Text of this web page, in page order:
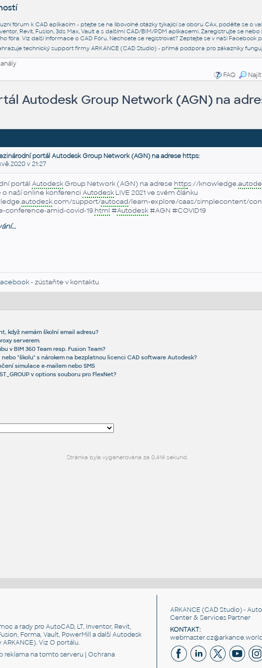
fórum k CAD aplikacím - ptejte se na libovolné otázky týkající se oboru CAx, podělte se o
Revit, Fusion, 3ds Max, Vault a s dalšími CAD/BIM/PDM aplikacemi. Zaregistrujte se
fóra. Viz další informace o CAD Fóru. Nechcete se registrovat? Zeptejte se v naší Facebook
technický support firmy ARKANCE (CAD Studio) - přímá podpora pro zákazníky
FAQ
Najít
Autodesk Group Network (AGN) na
portál Autodesk Group Network (AGN) na adrese https:
v 21:27
portál AutodeskGroup Network (AGN) na adrese https://knowledge.
o naší online konferenci AutodeskLIVE 2021 ve svém článku
autodesk.com/support/autocad/learn-explore/caas/simplecontent/
conference-amid-covid-19.html #Autodesk#AGN #COVID19
- zústaňte v kontaktu
když nemám školní email adresu?
serverem.
v BIM 360 Team resp. Fusion Team?
"školu" s nárokem na bezplatnou licenci CAD software Autodesk?
simulace e-mailem nebo SMS
v options souboru pro FlexNet?
Stránka byla vygenerována za 0,414 sekund.
a rady pro AutoCAD, LT, Inventor, Revit,
Forma, Vault, PowerMill a další Autodesk
VizO portálu.
reklama na tomto serveru |Ochrana
ARKANCE (CAD Studio) -
Center & Services Partner
KONTAKT:
webmaster.cz@arkance.world